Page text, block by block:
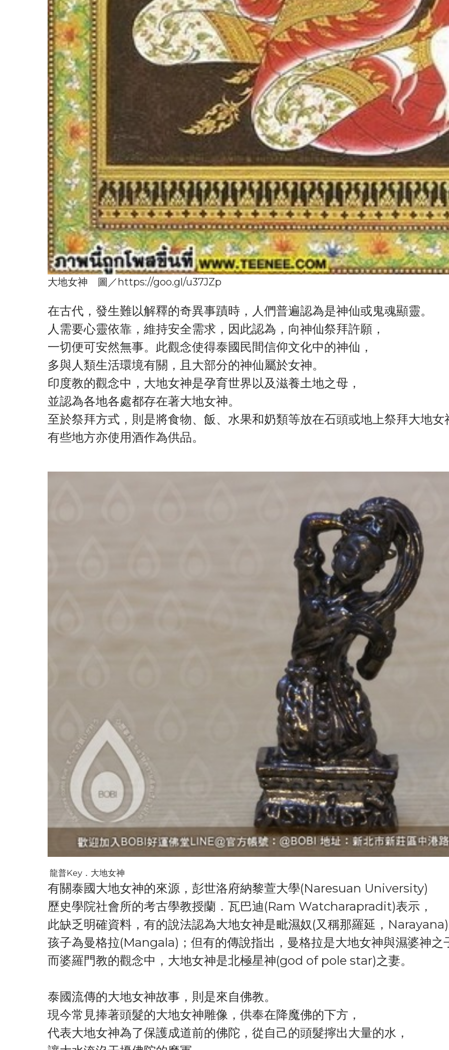
大地女神 圖／https://goo.gl/u37JZp
在古代，發生難以解釋的奇異事蹟時，人們普遍認為是神仙或鬼魂顯靈。
人需要心靈依靠，維持安全需求，因此認為，向神仙祭拜許願，
一切便可安然無事。此觀念使得泰國民間信仰文化中的神仙，
多與人類生活環境有關，且大部分的神仙屬於女神。
印度教的觀念中，大地女神是孕育世界以及滋養土地之母，
並認為各地各處都存在著大地女神。
至於祭拜方式，則是將食物、飯、水果和奶類等放在石頭或地上祭拜大地女
有些地方亦使用酒作為供品。
龍普Key．大地女神
有關泰國大地女神的來源，彭世洛府納黎萱大學(Naresuan University)
歷史學院社會所的考古學教授蘭．瓦巴迪(Ram Watcharapradit)表示，
此缺乏明確資料，有的說法認為大地女神是毗濕奴(又稱那羅延，
孩子為曼格拉(Mangala)；但有的傳說指出，曼格拉是大地女神與濕婆神之
而婆羅門教的觀念中，大地女神是北極星神(god of pole star)之妻。
泰國流傳的大地女神故事，則是來自佛教。
現今常見捧著頭髮的大地女神雕像，供奉在降魔佛的下方，
代表大地女神為了保護成道前的佛陀，從自己的頭髮擰出大量的水，